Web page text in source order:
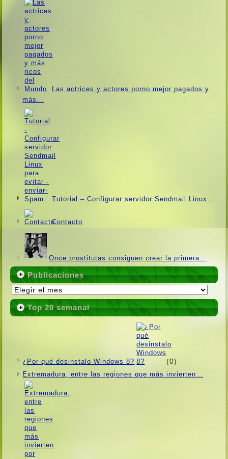
Las actrices y actores porno mejor pagados y
más…
Tutorial – Configurar servidor Sendmail Linux…
Contacto
Once prostitutas consiguen crear la primera…
Publicaciones
Publicaciones
Top 20 semanal
¿Por qué desinstalo Windows 8? (0)
Extremadura, entre las regiones que más invierten…